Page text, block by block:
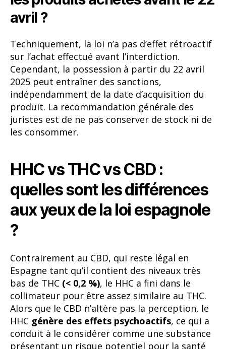
avril ?
Techniquement, la loi n’a pas d’effet rétroactif
sur l’achat effectué avant l’interdiction.
Cependant, la possession à partir du 22 avril
2025 peut entraîner des sanctions,
indépendamment de la date d’acquisition du
produit. La recommandation générale des
juristes est de ne pas conserver de stock ni de
les consommer.
HHC vs THC vs CBD :
quelles sont les différences
aux yeux de la loi espagnole
?
Contrairement au CBD, qui reste légal en
Espagne tant qu’il contient des niveaux très
bas de THC (< 0,2 %), le HHC a fini dans le
collimateur pour être assez similaire au THC.
Alors que le CBD n’altère pas la perception, le
HHC génère des effets psychoactifs, ce qui a
conduit à le considérer comme une substance
présentant un risque potentiel pour la santé